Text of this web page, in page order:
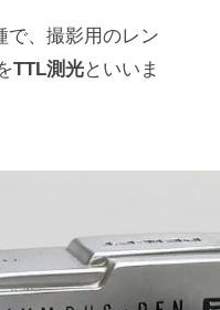
で、撮影用のレン
TTL測光といいま